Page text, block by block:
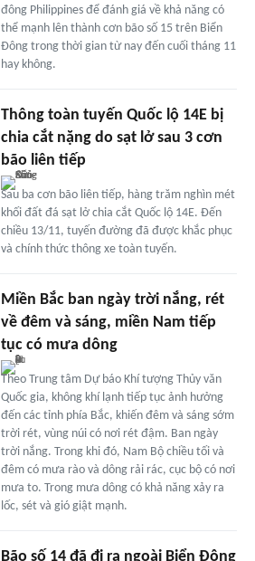
đông Philippines để đánh giá về khả năng có
thể mạnh lên thành cơn bão số 15 trên Biển
Đông trong thời gian từ nay đến cuối tháng 11
hay không.
Thông toàn tuyến Quốc lộ 14E bị
chia cắt nặng do sạt lở sau 3 cơn
bão liên tiếp
Sau ba cơn bão liên tiếp, hàng trăm nghìn mét
khối đất đá sạt lở chia cắt Quốc lộ 14E. Đến
chiều 13/11, tuyến đường đã được khắc phục
và chính thức thông xe toàn tuyến.
Miền Bắc ban ngày trời nắng, rét
về đêm và sáng, miền Nam tiếp
tục có mưa dông
Theo Trung tâm Dự báo Khí tượng Thủy văn
Quốc gia, không khí lạnh tiếp tục ảnh hưởng
đến các tỉnh phía Bắc, khiến đêm và sáng sớm
trời rét, vùng núi có nơi rét đậm. Ban ngày
trời nắng. Trong khi đó, Nam Bộ chiều tối và
đêm có mưa rào và dông rải rác, cục bộ có nơi
mưa to. Trong mưa dông có khả năng xảy ra
lốc, sét và gió giật mạnh.
Bão số 14 đã đi ra ngoài Biển Đông